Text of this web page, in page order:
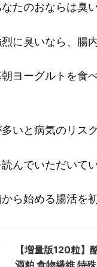
たのおならは臭
に臭いなら、腸
ヨーグルトを食
いと病気のリス
んでいただいて
ら始める腸活を
【増量版120粒